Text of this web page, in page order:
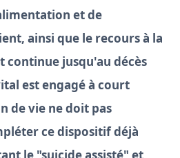
et de
ainsi que le recours à la
continue jusqu'au décès
est engagé à court
de vie ne doit pas
ce dispositif déjà